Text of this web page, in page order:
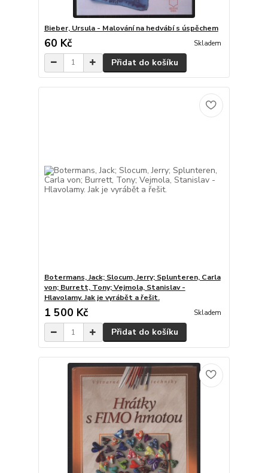
Bieber, Ursula - Malování na hedvábí s úspěchem
60 Kč Skladem
Přidat do košíku
Botermans, Jack; Slocum, Jerry; Splunteren, Carla
von; Burrett, Tony; Vejmola, Stanislav -
Hlavolamy. Jak je vyrábět a řešit.
1 500 Kč Skladem
Přidat do košíku